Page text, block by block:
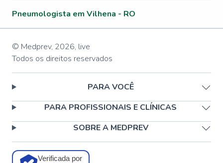
Pneumologista em Vilhena - RO
© Medprev, 2026, live
Todos os direitos reservados
PARA VOCÊ
PARA PROFISSIONAIS E CLÍNICAS
SOBRE A MEDPREV
Verificada por